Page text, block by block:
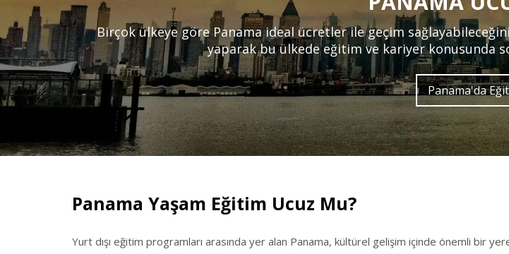
Birçok ülkeye göre Panama ideal ücretler ile geçim
yaparak bu ülkede eğitim ve kariyer konusunda
Panama'da
Panama Yaşam Eğitim Ucuz Mu?
Yurt dışı eğitim programları arasında yer alan Panama, kültürel gelişim içinde önemli bir